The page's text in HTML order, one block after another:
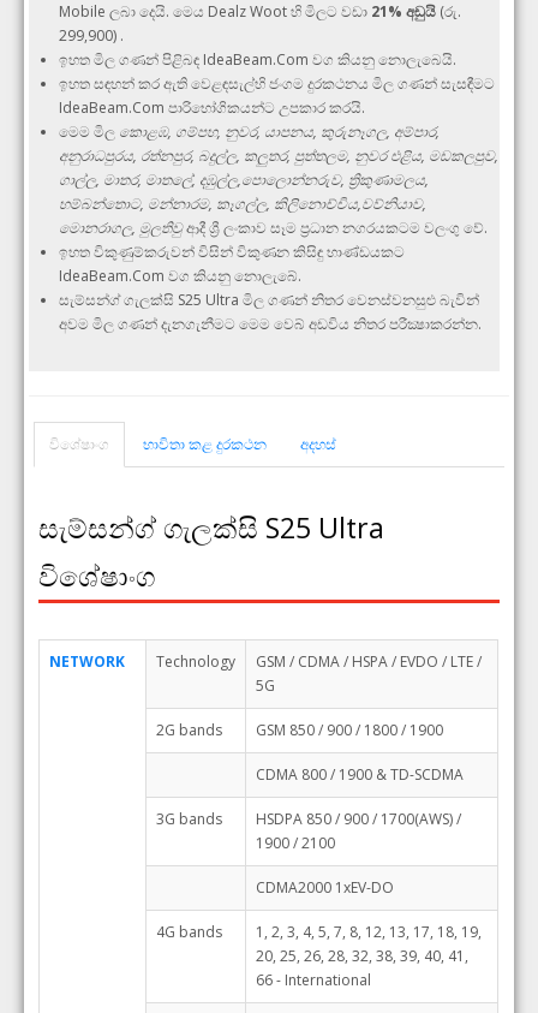
Mobile ලබා දෙයි. මෙය Dealz Woot හි මිලට වඩා 21% අඩුයි (රු.
299,900) .
ඉහත මිල ගණන් පිළිබඳ IdeaBeam.Com වග කියනු නොලැබෙයි.
ඉහත සඳහන් කර ඇති වෙළඳසැල්හි ජංගම දුරකථනය මිල ගණන් සැසඳීමට
IdeaBeam.Com පාරිභෝගිකයන්ට උපකාර කරයි.
මෙම මිල කොළඹ, ගම්පහ, නුවර, යාපනය, කුරුනෑගල, අම්පාර,
අනුරාධපුරය, රත්නපුර, බදුල්ල, කලුතර, පුත්තලම, නුවර එළිය, මඩකලපුව,
ගාල්ල, මාතර, මාතලේ, දඹුල්ල,පොලොන්නරුව, ත්‍රිකුණාමලය,
හම්බන්තොට, මන්නාරම, කෑගල්ල, කිලිනොච්චිය,වව්නියාව,
මොනරාගල, මුලතිවුආදී ශ්‍රී ලංකාව සෑම ප්‍රධාන නගරයකටම වලංගු වේ.
ඉහත විකුණුම්කරුවන් විසින් විකුණන කිසිඳු භාණ්ඩයකට
IdeaBeam.Com වග කියනු නොලැබේ.
සැම්සන්ග් ගැලක්සි S25 Ultra මිල ගණන් නිතර වෙනස්වනසුළු බැවින්
අවම මිල ගණන් දැනගැනීමට මෙම වෙබ් අඩවිය නිතර පරීක්‍ෂාකරන්න.
විශේෂාංග භාවිතා කළ දුරකථන අදහස්
සැම්සන්ග් ගැලක්සි S25 Ultra
විශේෂාංග
NETWORK Technology
GSM / CDMA / HSPA / EVDO / LTE /
5G
2G bands GSM 850 / 900 / 1800 / 1900
CDMA 800 / 1900 & TD-SCDMA
3G bands
HSDPA 850 / 900 / 1700(AWS) /
1900 / 2100
CDMA2000 1xEV-DO
4G bands
1, 2, 3, 4, 5, 7, 8, 12, 13, 17, 18, 19,
20, 25, 26, 28, 32, 38, 39, 40, 41,
66 - International